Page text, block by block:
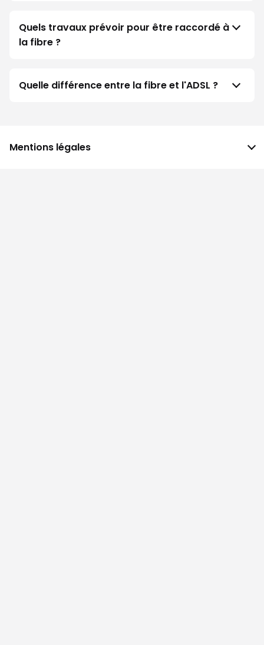
Quels travaux prévoir pour être raccordé à
la fibre ?
Quelle différence entre la fibre et l'ADSL ?
Mentions légales